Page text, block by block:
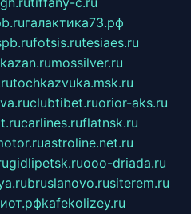
галактика73.рф
fotsis.rutesiaes.ru
mossilver.ru
tochkazvuka.msk.ru
clubtibet.ruorior-aks.ru
carlines.ruflatnsk.ru
astroline.net.ru
gidlipetsk.ruooo-driada.ru
bruslanovo.rusiterem.ru
kafekolizey.ru